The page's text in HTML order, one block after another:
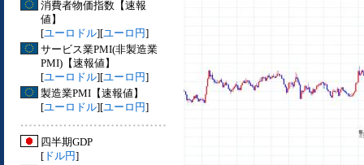
消費者物価指数【速報
値】
[ユーロドル][ユーロ円]
サービス業PMI(非製造業
PMI)【速報値】
[ユーロドル][ユーロ円]
製造業PMI【速報値】
[ユーロドル][ユーロ円]
四半期GDP
[ ドル円]